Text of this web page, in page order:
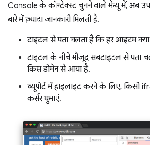
Console के कॉन्टेक्स्ट चुनने वाले मेन्यू में, अब
बारे में ज़्यादा जानकारी मिलती है.
टाइटल से पता चलता है कि हर आइटम
टाइटल के नीचे मौजूद सबटाइटल से पता
किस डोमेन से आया है.
व्यूपोर्ट में हाइलाइट करने के लिए, किसी
कर्सर घुमाएं.